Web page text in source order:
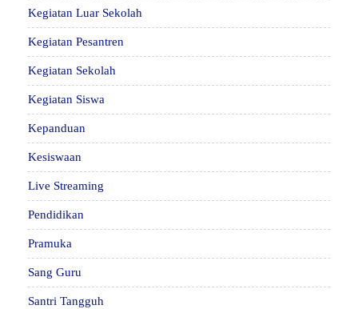
Kegiatan Luar Sekolah
Kegiatan Pesantren
Kegiatan Sekolah
Kegiatan Siswa
Kepanduan
Kesiswaan
Live Streaming
Pendidikan
Pramuka
Sang Guru
Santri Tangguh